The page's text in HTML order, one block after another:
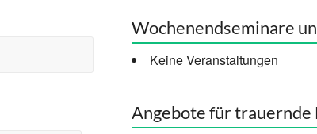
Wochenendseminare
Keine Veranstaltungen
Angebote für trauernde